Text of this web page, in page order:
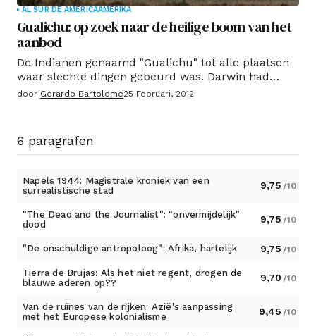
AL SUR DE AMERICAAMERIKA
Gualichu: op zoek naar de heilige boom van het
aanbod
De Indianen genaamd "Gualichu" tot alle plaatsen
waar slechte dingen gebeurd was. Darwin had
geschreven 180 jaar geleden in dat gebied was een
door Gerardo Bartolome25 Februari, 2012
6 paragrafen
Napels 1944: Magistrale kroniek van een
surrealistische stad
9,75 /10
"The Dead and the Journalist": "onvermijdelijk"
dood
9,75 /10
"De onschuldige antropoloog": Afrika, hartelijk 9,75 /10
Tierra de Brujas: Als het niet regent, drogen de
blauwe aderen op??
9,70 /10
Van de ruïnes van de rijken: Azië's aanpassing
met het Europese kolonialisme
9,45 /10